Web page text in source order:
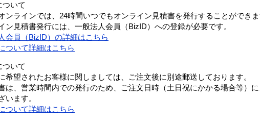
ついて
ンラインでは、24時間いつでもオンライン見積書を発行することができま
ン見積書発行には、一般法人会員（BizID）への登録が必要です。
会員（BizID）の詳細はこちら
ついて詳細はこちら
ついて
希望されたお客様に関しましては、ご注文後に別途郵送しております。
は、営業時間内での発行のため、ご注文日時（土日祝にかかる場合等）
います。
ついて詳細はこちら